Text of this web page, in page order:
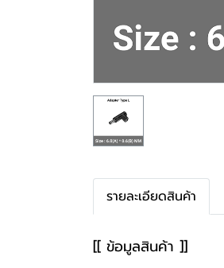
รายละเอียดสินค้า
[[ ข้อมูลสินค้า ]]